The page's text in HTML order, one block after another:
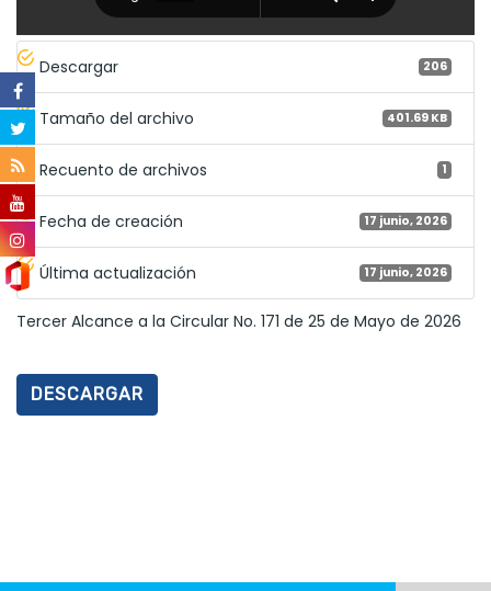
Descargar 206
Tamaño del archivo 401.69 KB
Recuento de archivos 1
Fecha de creación 17 junio, 2026
Última actualización 17 junio, 2026
Tercer Alcance a la Circular No. 171 de 25 de Mayo de 2026
DESCARGAR